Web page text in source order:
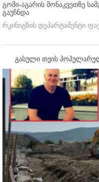
გომი-აგარის მონაკვეთზე
გაუჩნდა
რკინიგზის დეპარტამენტი
გასული თვის